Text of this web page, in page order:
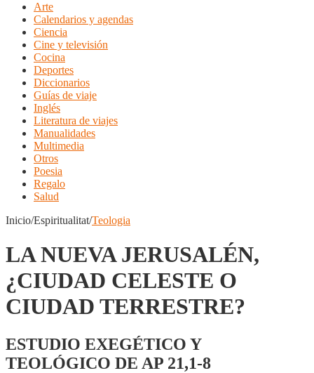
Arte
Calendarios y agendas
Ciencia
Cine y televisión
Cocina
Deportes
Diccionarios
Guías de viaje
Inglés
Literatura de viajes
Manualidades
Multimedia
Otros
Poesia
Regalo
Salud
Inicio/Espiritualitat/Teologia
LA NUEVA JERUSALÉN,
¿CIUDAD CELESTE O
CIUDAD TERRESTRE?
ESTUDIO EXEGÉTICO Y
TEOLÓGICO DE AP 21,1-8